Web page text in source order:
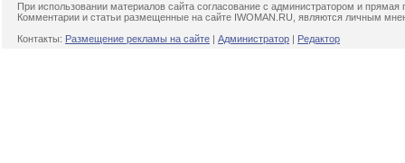
При использовании материалов сайта согласование с администратором и прямая
Комментарии и статьи размещенные на сайте IWOMAN.RU, являются личным
Контакты: Размещение рекламы на сайте | Администратор | Редактор